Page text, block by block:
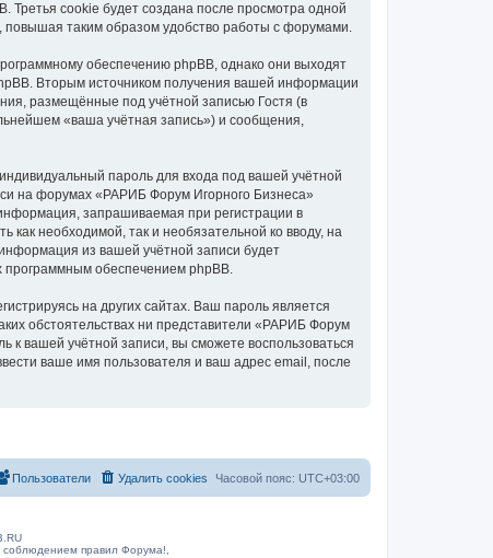
cookie будет создана после просмотра одной
таким образом удобство работы с форумами.
обеспечению phpBB, однако они выходят
Вторым источником получения вашей информации
размещённые под учётной записью Гостя (в
«ваша учётная запись») и сообщения,
пароль для входа под вашей учётной
на форумах «РАРИБ Форум Игорного Бизнеса»
запрашиваемая при регистрации в
необходимой, так и необязательной ко вводу, на
из вашей учётной записи будет
программным обеспечением phpBB.
на других сайтах. Ваш пароль является
обстоятельствах ни представители «РАРИБ Форум
к вашей учётной записи, вы сможете воспользоваться
ваше имя пользователя и ваш адрес email, после
Часовой пояс: UTC+03:00
Удалить cookies
Пользователи
соблюдением правил Форума!,